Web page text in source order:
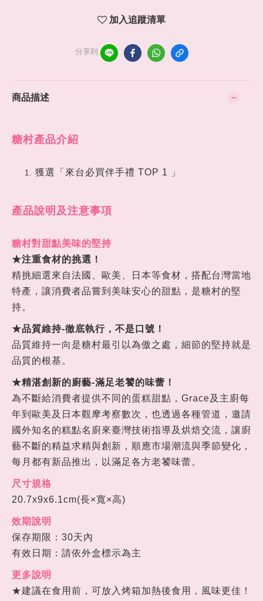
加入追蹤清單
分享到
商品描述
糖村產品介紹
獲選「來台必買伴手禮 TOP 1 」
產品說明及注意事項
糖村對甜點美味的堅持
★注重食材的挑選！
精挑細選來自法國、歐美、日本等食材，搭配台灣當地
特產，讓消費者品嘗到美味安心的甜點，是糖村的堅
持。
★品質維持-徹底執行，不是口號 ！
品質維持一向是糖村最引以為傲之處，細節的堅持就是
品質的根基。
★精湛創新的廚藝-滿足老饕的味蕾 ！
為不斷給消費者提供不同的蛋糕甜點，Grace及主廚每
年到歐美及日本觀摩考察數次，也透過各種管道，邀請
國外知名的糕點名廚來臺灣技術指導及烘焙交流，讓廚
藝不斷的精益求精與創新，順應市場潮流與季節變化，
每 月都有新品推出，以滿足各方老饕味蕾。
尺寸規格
20.7x9x6.1cm(長×寬×高)
效期說明
保存期限：30天內
有效日期：請依外盒標示為主
更多說明
★建議在食用前，可放入烤箱加熱後食用，風味更佳！